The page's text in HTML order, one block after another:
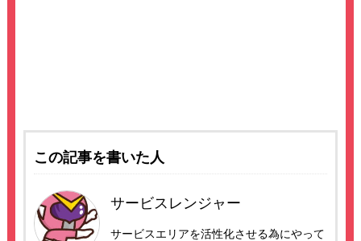
この記事を書いた人
サービスレンジャー
サービスエリアを活性化させる為にやって